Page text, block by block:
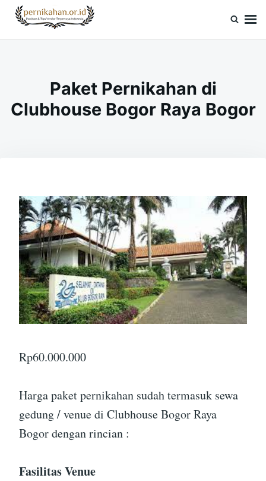
SkipSearch
for:
Paket Pernikahan di
Clubhouse Bogor Raya Bogor
Rp60.000.000
Harga paket pernikahan sudah termasuk sewa
gedung / venue di Clubhouse Bogor Raya
Bogor dengan rincian :
Fasilitas Venue